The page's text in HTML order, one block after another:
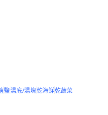
鹽湯底/湯塊乾海鮮乾蔬菜